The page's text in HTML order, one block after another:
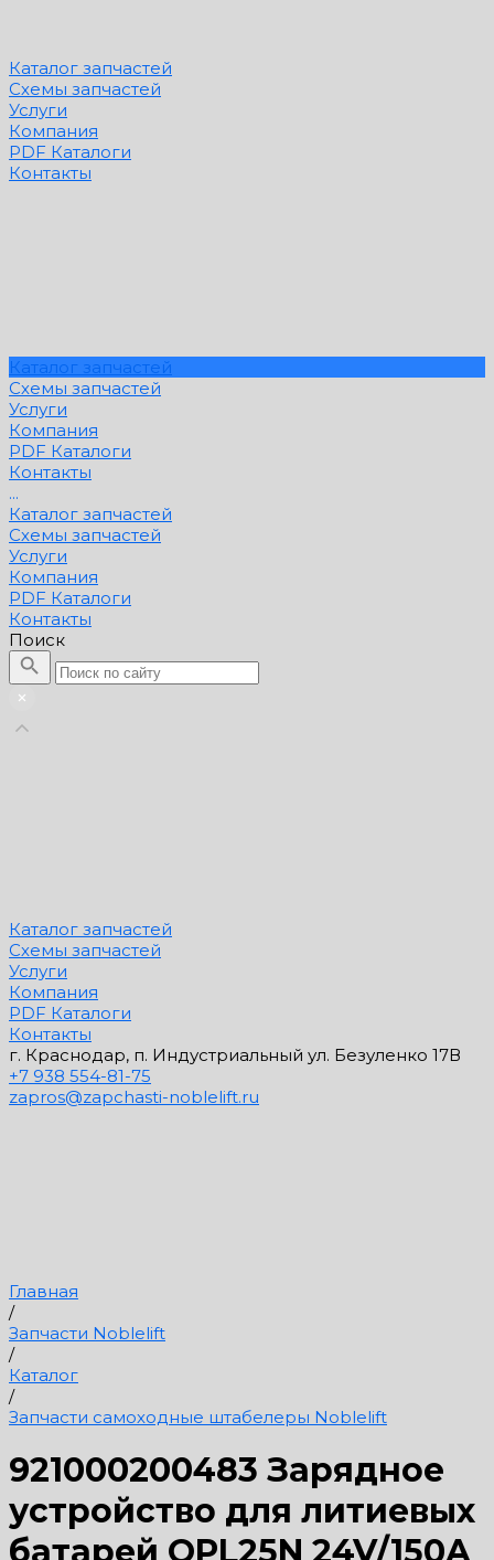
Каталог запчастей
Схемы запчастей
Услуги
Компания
PDF Каталоги
Контакты
Каталог запчастей
Схемы запчастей
Услуги
Компания
PDF Каталоги
Контакты
...
Каталог запчастей
Схемы запчастей
Услуги
Компания
PDF Каталоги
Контакты
Поиск
Каталог запчастей
Схемы запчастей
Услуги
Компания
PDF Каталоги
Контакты
г. Краснодар, п. Индустриальный ул. Безуленко 17В
+7 938 554-81-75
zapros@zapchasti-noblelift.ru
Главная
/
Запчасти Noblelift
/
Каталог
/
Запчасти самоходные штабелеры Noblelift
921000200483 Зарядное
устройство для литиевых
батарей OPL25N 24V/150A